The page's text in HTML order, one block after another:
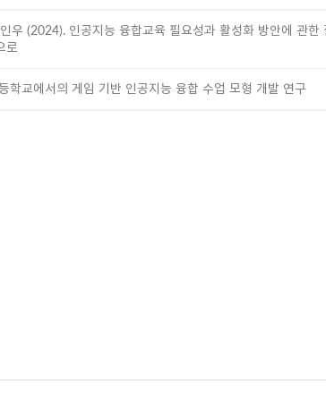
우 (2024). 인공지능 융합교육 필요성과 활성화 방안에 관한
로
학교에서의 게임 기반 인공지능 융합 수업 모형 개발 연구